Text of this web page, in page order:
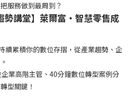
服務做到最周到？
勢講堂】萊爾富・智慧零售成
續累積你的數位存摺，從產業趨勢、企
業高階主管、40分鐘數位轉型案例分
型關鍵！